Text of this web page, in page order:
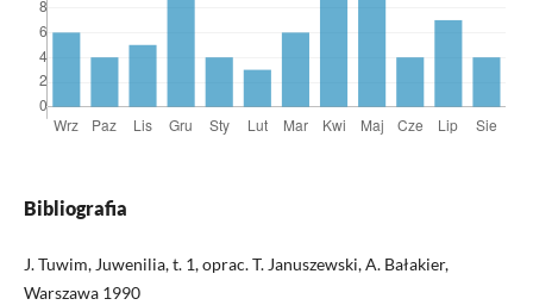
Bibliografia
J. Tuwim, Juwenilia, t. 1, oprac. T. Januszewski, A. Bałakier,
Warszawa 1990